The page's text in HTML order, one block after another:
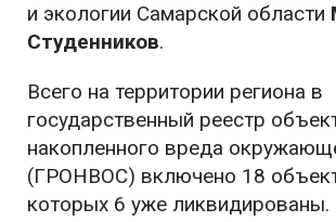
и экологии Самарской области
Студенников.
Всего на территории региона в
государственный реестр
накопленного вреда
(ГРОНВОС) включено 18
которых 6 уже ликвидированы.